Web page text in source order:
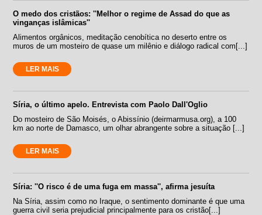
O medo dos cristãos: ''Melhor o regime de Assad do que as
vinganças islâmicas''
Alimentos orgânicos, meditação cenobítica no deserto entre os
muros de um mosteiro de quase um milênio e diálogo radical com[...]
LER MAIS
Síria, o último apelo. Entrevista com Paolo Dall'Oglio
Do mosteiro de São Moisés, o Abissínio (deirmarmusa.org), a 100
km ao norte de Damasco, um olhar abrangente sobre a situação [...]
LER MAIS
Síria: ''O risco é de uma fuga em massa'', afirma jesuíta
Na Síria, assim como no Iraque, o sentimento dominante é que uma
guerra civil seria prejudicial principalmente para os cristão[...]